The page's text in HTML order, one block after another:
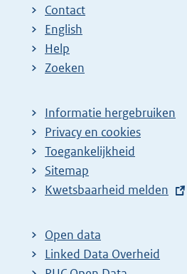
Contact
English
Help
Zoeken
Informatie hergebruiken
Privacy en cookies
Toegankelijkheid
Sitemap
E
t
e
r
Kwetsbaarheid melden
Open data
Linked Data Overheid